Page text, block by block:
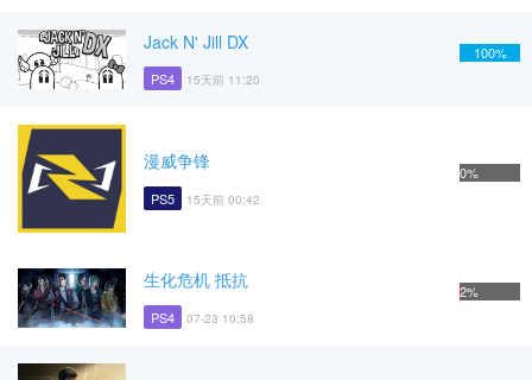
Jack N' Jill DX
PS4 15天前 11:20
100%
漫威争锋
PS5 15天前 00:42
0%
生化危机 抵抗
PS4 07-23 10:58
2%